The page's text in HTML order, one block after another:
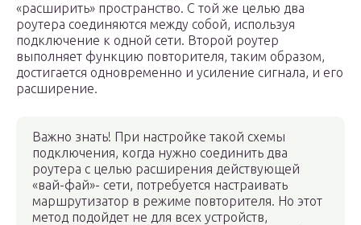
«расширить» пространство. С той же целью два
роутера соединяются между собой, используя
подключение к одной сети. Второй роутер
выполняет функцию повторителя, таким образом,
достигается одновременно и усиление сигнала, и его
расширение.
Важно знать! При настройке такой схемы
подключения, когда нужно соединить два
роутера с целью расширения действующей
«вай-фай»- сети, потребуется настраивать
маршрутизатор в режиме повторителя. Но этот
метод подойдет не для всех устройств,